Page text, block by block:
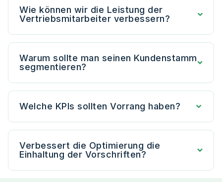
Wie können wir die Leistung der
Vertriebsmitarbeiter verbessern?
Warum sollte man seinen Kundenstamm
segmentieren?
Welche KPIs sollten Vorrang haben?
Verbessert die Optimierung die
Einhaltung der Vorschriften?